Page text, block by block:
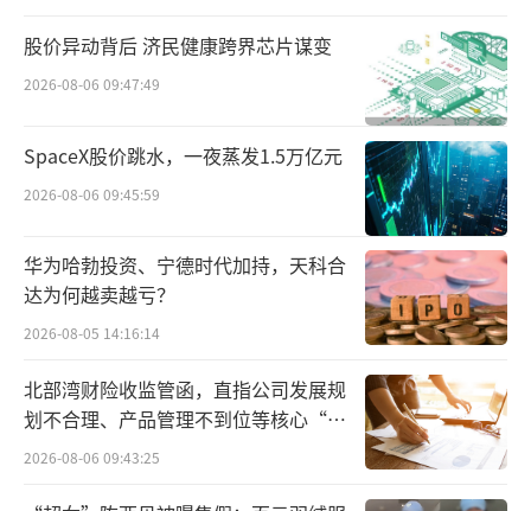
股价异动背后 济民健康跨界芯片谋变
2026-08-06 09:47:49
SpaceX股价跳水，一夜蒸发1.5万亿元
2026-08-06 09:45:59
华为哈勃投资、宁德时代加持，天科合
达为何越卖越亏？
2026-08-05 14:16:14
北部湾财险收监管函，直指公司发展规
划不合理、产品管理不到位等核心“痛
点”
2026-08-06 09:43:25